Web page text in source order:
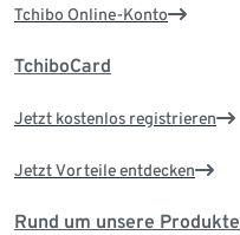
Tchibo Online-Konto
TchiboCard
Jetzt kostenlos registrieren
Jetzt Vorteile entdecken
Rund um unsere Produkte